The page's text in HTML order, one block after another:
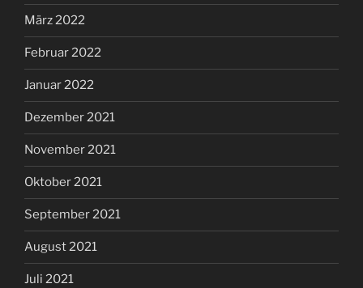
März 2022
Februar 2022
Januar 2022
Dezember 2021
November 2021
Oktober 2021
September 2021
August 2021
Juli 2021